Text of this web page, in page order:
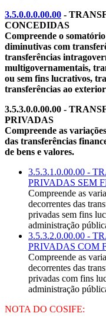
3.5.0.0.0.00.00 -
CONCEDIDAS
Compreende o
diminutivas com
transferências
multigovernamentais,
ou sem fins lucrativos,
transferências ao
3.5.3.0.0.00.00 -
PRIVADAS
Compreende as
das transferências
de bens e valores.
3.5.3.1.0.00.00 -
PRIVADAS SEM
Compreende as
decorrentes das
privadas sem fins
administração
3.5.3.2.0.00.00 -
PRIVADAS COM
Compreende as
decorrentes das
privadas com fins
administração
NOTA DO COSIFE: